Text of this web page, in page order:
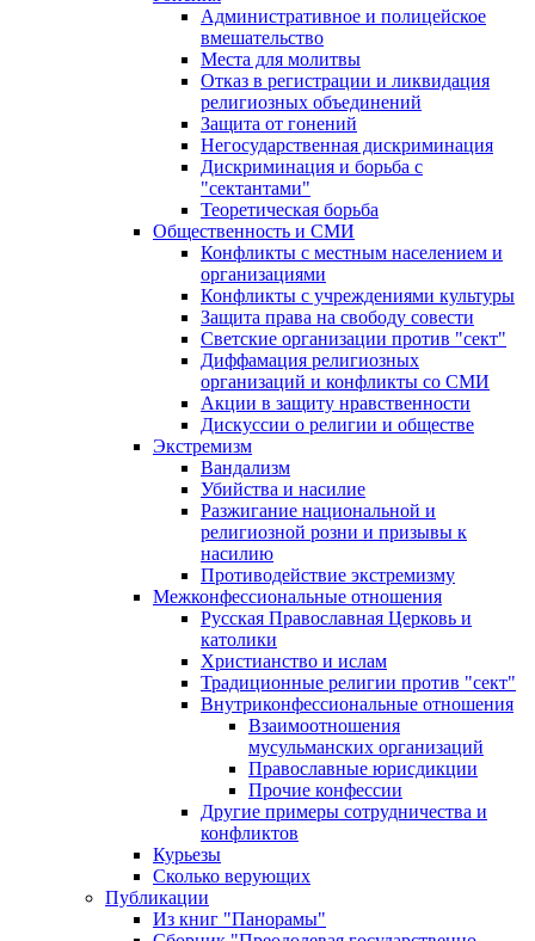
Административное и полицейское
вмешательство
Места для молитвы
Отказ в регистрации и ликвидация
религиозных объединений
Защита от гонений
Негосударственная дискриминация
Дискриминация и борьба с
"сектантами"
Теоретическая борьба
Общественность и СМИ
Конфликты с местным населением и
организациями
Конфликты с учреждениями культуры
Защита права на свободу совести
Светские организации против "сект"
Диффамация религиозных
организаций и конфликты со СМИ
Акции в защиту нравственности
Дискуссии о религии и обществе
Экстремизм
Вандализм
Убийства и насилие
Разжигание национальной и
религиозной розни и призывы к
насилию
Противодействие экстремизму
Межконфессиональные отношения
Русская Православная Церковь и
католики
Христианство и ислам
Традиционные религии против "сект"
Внутриконфессиональные отношения
Взаимоотношения
мусульманских организаций
Православные юрисдикции
Прочие конфессии
Другие примеры сотрудничества и
конфликтов
Курьезы
Сколько верующих
Публикации
Из книг "Панорамы"